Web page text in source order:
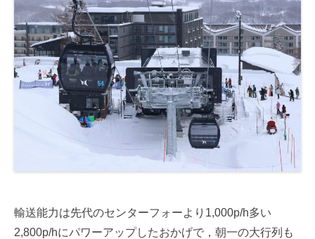
輸送能力は先代のセンターフォーより1,000p/h多い
2,800p/hにパワーアップしたおかげで，朝一の大行列も